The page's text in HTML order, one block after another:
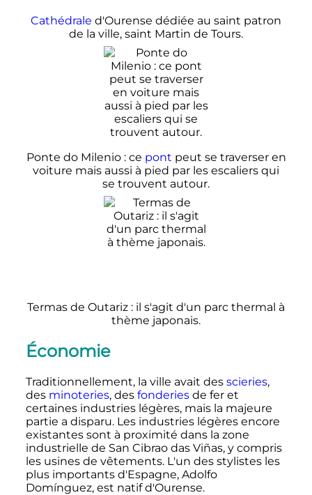
Cathédrale d'Ourense dédiée au saint patron
de la ville, saint Martin de Tours.
Ponte do Milenio : ce pont peut se traverser en
voiture mais aussi à pied par les escaliers qui
se trouvent autour.
Termas de Outariz : il s'agit d'un parc thermal à
thème japonais.
Économie
Traditionnellement, la ville avait des scieries,
des minoteries, des fonderiesde fer et
certaines industries légères, mais la majeure
partie a disparu. Les industries légères encore
existantes sont à proximité dans la zone
industrielle de San Cibrao das Viñas, y compris
les usines de vêtements. L'un des stylistes les
plus importants d'Espagne, Adolfo
Domínguez, est natif d'Ourense.